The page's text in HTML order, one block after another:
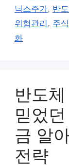
리
그
닉스주가, 반
위험관리 , 주
화
반도
믿었
금 알
전략